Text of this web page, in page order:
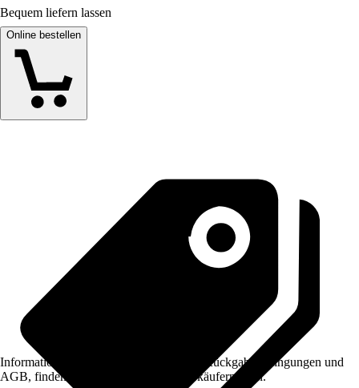
Bequem liefern lassen
Online bestellen
Informationen des Verkäufers, wie z. B. Rückgabebedingungen und
AGB, finden Sie bei Klick auf den Verkäufernamen.